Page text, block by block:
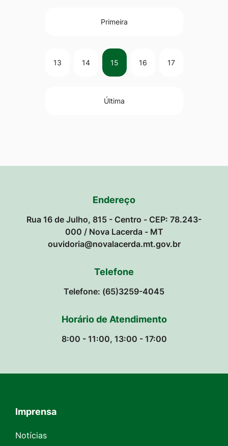
Primeira
13 14 15 16 17
Última
Endereço
Rua 16 de Julho, 815 - Centro - CEP: 78.243-
000 / Nova Lacerda - MT
ouvidoria@novalacerda.mt.gov.br
Telefone
Telefone: (65)3259-4045
Horário de Atendimento
8:00 - 11:00, 13:00 - 17:00
Seção do Rodapé e Contato
Imprensa
Notícias